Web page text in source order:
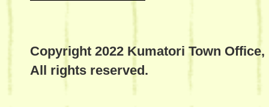
Copyright 2022 Kumatori Town Office,
All rights reserved.